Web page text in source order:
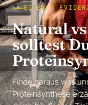
EISEN &
Natural
solltest
Finde heraus was
Proteinsynthese